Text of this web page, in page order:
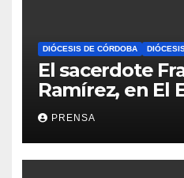
DIÓCESIS DE CÓRDOBA
El sacerdote
Ramírez, en El
Iglesia
PRENSA